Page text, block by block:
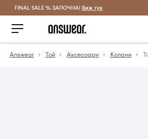
Спестявай с Answear Club
FINAL SALE % ЗАПОЧНА! Виж тук
Answear Той Аксесоари Колани